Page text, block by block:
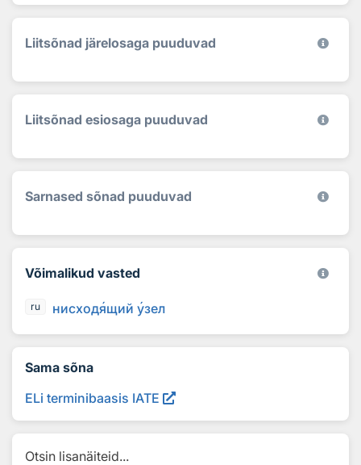
Liitsõnad järelosaga puuduvad
Liitsõnad esiosaga puuduvad
Sarnased sõnad puuduvad
Võimalikud vasted
ru нисходящий узел
Sama sõna
ELi terminibaasis IATE
Otsin lisanäiteid...